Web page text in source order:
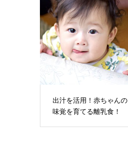
出汁を活用！赤ちゃんの
味覚を育てる離乳食！